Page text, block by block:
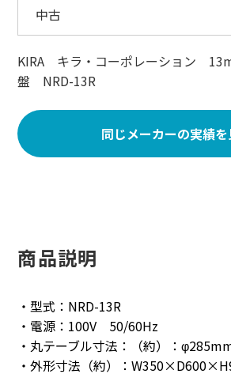
中古
KIRA キラ・コーポレーション
盤 NRD-13R
同じメーカーの実績を
商品説明
・型式：NRD-13R
・電源：100V 50/60Hz
・丸テーブル寸法：（約）：
・外形寸法（約）：